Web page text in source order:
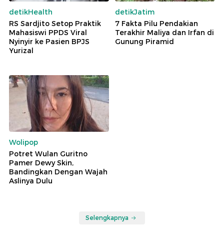
detikHealth
RS Sardjito Setop Praktik
Mahasiswi PPDS Viral
Nyinyir ke Pasien BPJS
Yurizal
detikJatim
7 Fakta Pilu Pendakian
Terakhir Maliya dan Irfan di
Gunung Piramid
Wolipop
Potret Wulan Guritno
Pamer Dewy Skin,
Bandingkan Dengan Wajah
Aslinya Dulu
Selengkapnya